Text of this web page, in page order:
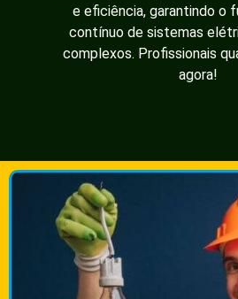
e eficiência, garantindo o
contínuo de sistemas
complexos. Profissionais
agora!